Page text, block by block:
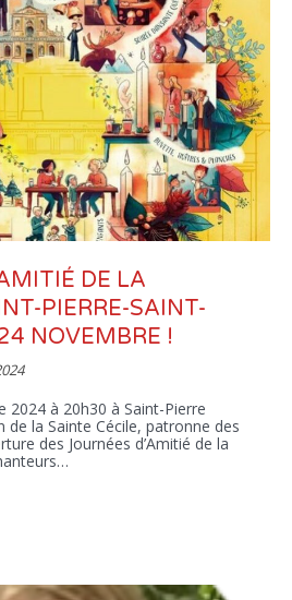
DE LA
PIERRE-SAINT-
NOVEMBRE !
2024 à 20h30 à Saint-Pierre
de la Sainte Cécile, patronne des
des Journées d’Amitié de la